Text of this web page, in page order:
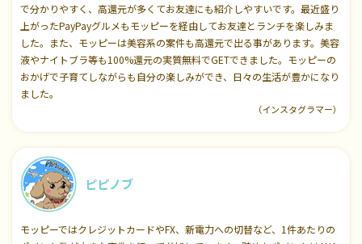
で分かりやすく、高還元が多くてお友達にも紹介しやすいです。最近盛り
上がったPayPayグルメもモッピーを経由してお友達とランチを楽しみま
した。また、モッピーは美容系の案件も高還元で出る事があります。美容
液やナイトブラ等も100%還元の実質無料でGETできました。モッピーの
おかげで子育てしながらも自分の楽しみができ、日々の生活が豊かになり
ました。
（インスタグラマー）
ピピノブ
モッピーではクレジットカードやFX、新電力への切替など、1件あたりの